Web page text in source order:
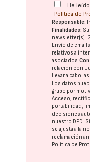
He
Política de
Responsable:
Finalidades:
newsletter(s).
Envío de
relativos a
asociados.
relación con
llevar a cabo
Los datos
grupo por
Acceso,
portabilidad,
decisiones
nuestro DPD .
se ajusta a la
reclamación
Política de